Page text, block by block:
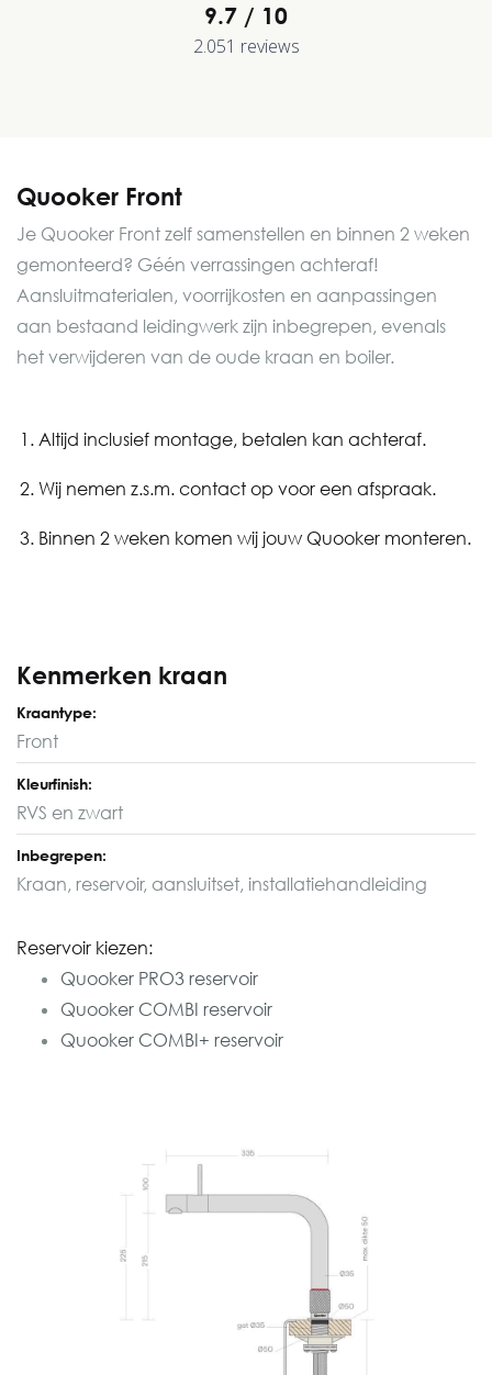
9.7
2.051 reviews
Quooker Front
Je Quooker Front zelf samenstellen en binnen 2 weken
gemonteerd? Géén verrassingen achteraf!
Aansluitmaterialen, voorrijkosten en aanpassingen
aan bestaand leidingwerk zijn inbegrepen, evenals
het verwijderen van de oude kraan en boiler.
Altijd inclusief montage, betalen kan achteraf.
Wij nemen z.s.m. contact op voor een afspraak.
Binnen 2 weken komen wij jouw Quooker monteren.
Kenmerken kraan
Kraantype:
Front
Kleurfinish:
RVS en zwart
Inbegrepen:
Kraan, reservoir, aansluitset, installatiehandleiding
Reservoir kiezen:
Quooker PRO3 reservoir
Quooker COMBI reservoir
Quooker COMBI+ reservoir